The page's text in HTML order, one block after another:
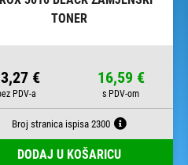
TONER
€ 16,59 €
Broj stranica ispisa 2300
DODAJ U KOŠARICU